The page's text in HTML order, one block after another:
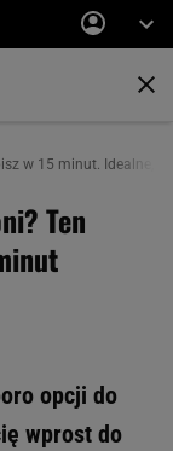
w 15 minut. Idealne,
Ten
opcji do
wprost do